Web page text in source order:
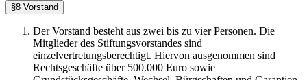
§8 Vorstand
Der Vorstand besteht aus zwei bis zu vier Personen. Die
Mitglieder des Stiftungsvorstandes sind
einzelvertretungsberechtigt. Hiervon ausgenommen sind
Rechtsgeschäfte über 500.000 Euro sowie